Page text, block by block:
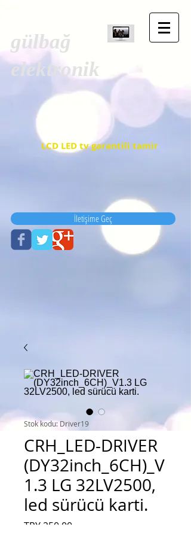
gülbağ
elektronik
LCD LED tv garantili tamir
İletişime Geç
Stok kodu: Driver19
CRH_LED-DRIVER
(DY32inch_6CH)_V
1.3 LG 32LV2500,
led sürücü karti.
TRY 250.00Fiyat